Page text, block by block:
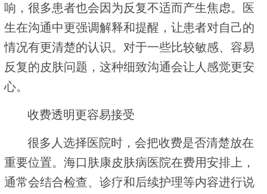
响，很多患者也会因为反复不适而产生焦虑。医
生在沟通中更强调解释和提醒，让患者对自己的
情况有更清楚的认识。对于一些比较敏感、容易
反复的皮肤问题，这种细致沟通会让人感觉更安
心。
收费透明更容易接受
很多人选择医院时，会把收费是否清楚放在
重要位置。海口肤康皮肤病医院在费用安排上，
通常会结合检查、诊疗和后续护理等内容进行说